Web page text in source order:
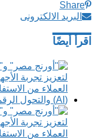
Share
البريد الالكترونى
اقرأ أيضًا